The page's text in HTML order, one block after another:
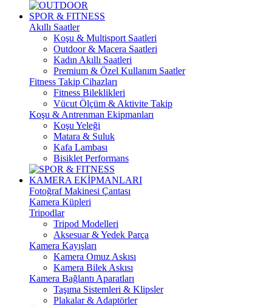
SPOR & FITNESS
Akıllı Saatler
Koşu & Multisport Saatleri
Outdoor & Macera Saatleri
Kadın Akıllı Saatleri
Premium & Özel Kullanım Saatler
Fitness Takip Cihazları
Fitness Bileklikleri
Vücut Ölçüm & Aktivite Takip
Koşu & Antrenman Ekipmanları
Koşu Yeleği
Matara & Suluk
Kafa Lambası
Bisiklet Performans
KAMERA EKİPMANLARI
Fotoğraf Makinesi Çantası
Kamera Küpleri
Tripodlar
Tripod Modelleri
Aksesuar & Yedek Parça
Kamera Kayışları
Kamera Omuz Askısı
Kamera Bilek Askısı
Kamera Bağlantı Aparatları
Taşıma Sistemleri & Klipsler
Plakalar & Adaptörler